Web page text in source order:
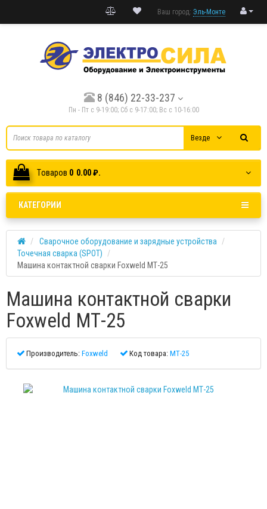
Ваш город: Эль-Монте
8 (846) 22-33-237
Пн - Пт с 9-19:00; Cб с 9-17:00; Вс с 10-16:00
Везде
Tоваров 0 0.00 ₽.
КАТЕГОРИИ
Сварочное оборудование и зарядные устройства
Точечная сварка (SPOT)
Машина контактной сварки Foxweld МТ-25
Машина контактной сварки
Foxweld МТ-25
Производитель: Foxweld Код товара: МТ-25